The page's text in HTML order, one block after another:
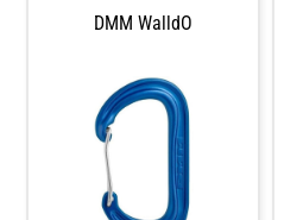
DMM WalldO